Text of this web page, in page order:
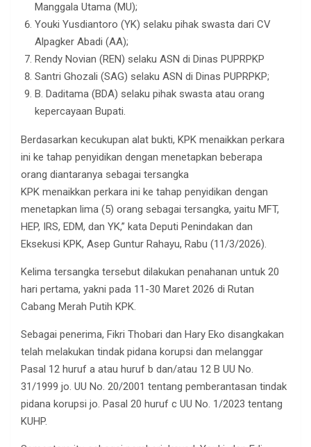
Manggala Utama (MU);
Youki Yusdiantoro (YK) selaku pihak swasta dari CV
Alpagker Abadi (AA);
Rendy Novian (REN) selaku ASN di Dinas PUPRPKP
Santri Ghozali (SAG) selaku ASN di Dinas PUPRPKP;
B. Daditama (BDA) selaku pihak swasta atau orang
kepercayaan Bupati.
Berdasarkan kecukupan alat bukti, KPK menaikkan perkara
ini ke tahap penyidikan dengan menetapkan beberapa
orang diantaranya sebagai tersangka
KPK menaikkan perkara ini ke tahap penyidikan dengan
menetapkan lima (5) orang sebagai tersangka, yaitu MFT,
HEP, IRS, EDM, dan YK,” kata Deputi Penindakan dan
Eksekusi KPK, Asep Guntur Rahayu, Rabu (11/3/2026).
Kelima tersangka tersebut dilakukan penahanan untuk 20
hari pertama, yakni pada 11-30 Maret 2026 di Rutan
Cabang Merah Putih KPK.
Sebagai penerima, Fikri Thobari dan Hary Eko disangkakan
telah melakukan tindak pidana korupsi dan melanggar
Pasal 12 huruf a atau huruf b dan/atau 12 B UU No.
31/1999 jo. UU No. 20/2001 tentang pemberantasan tindak
pidana korupsi jo. Pasal 20 huruf c UU No. 1/2023 tentang
KUHP.